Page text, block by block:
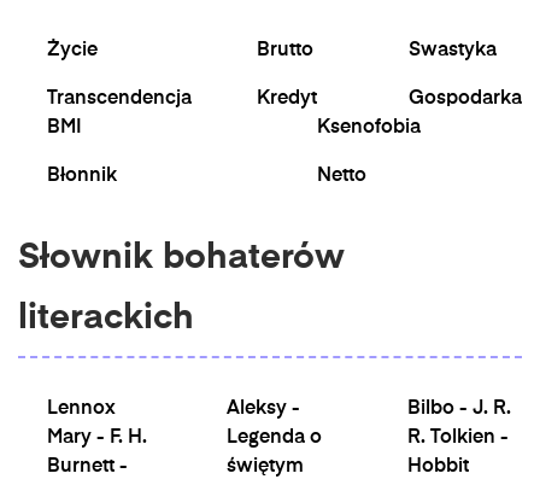
Życie
Transcendencja
Brutto
Kredyt
Swastyka
Gospodarka
BMI
Błonnik
Ksenofobia
Netto
Słownik bohaterów
literackich
Lennox
Mary - F. H.
Burnett -
Aleksy -
Legenda o
świętym
Bilbo - J. R.
R. Tolkien -
Hobbit